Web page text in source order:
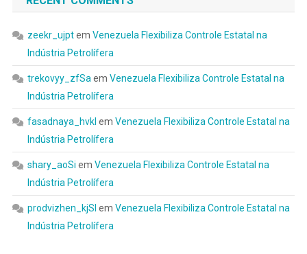
zeekr_ujptem Venezuela Flexibiliza Controle Estatal na
Indústria Petrolífera
trekovyy_zfSa em Venezuela Flexibiliza Controle Estatal na
Indústria Petrolífera
fasadnaya_hvkl em Venezuela Flexibiliza Controle Estatal na
Indústria Petrolífera
shary_aoSi em Venezuela Flexibiliza Controle Estatal na
Indústria Petrolífera
prodvizhen_kjSl em Venezuela Flexibiliza Controle Estatal na
Indústria Petrolífera